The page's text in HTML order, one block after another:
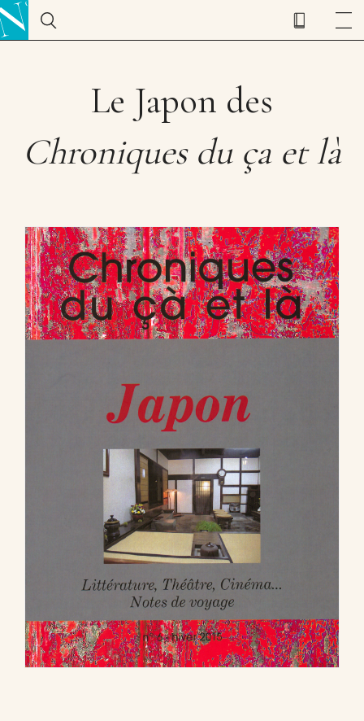
Le Japon des
Chroniques du ça et là